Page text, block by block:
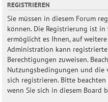
REGISTRIEREN
Sie müssen in diesem Forum
können. Die Registrierung ist
ermöglicht es Ihnen, auf
Administration kann
Berechtigungen zuweisen.
Nutzungsbedingungen und die
sich registrieren. Bitte
wenn Sie sich in diesem Board